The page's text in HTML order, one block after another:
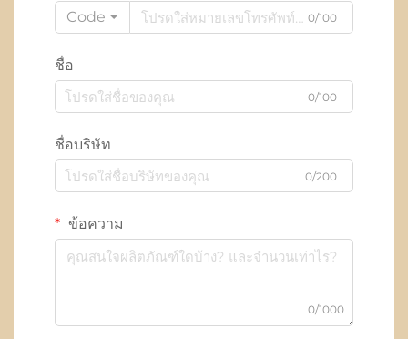
Code 0/100
ชื่อ
0/100
ชื่อบริษัท
0/200
ข้อความ
0/1000